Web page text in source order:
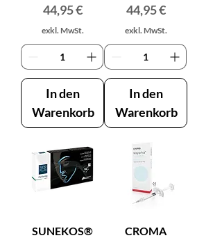
Preis
44,95 €
exkl. MwSt.
In den
Warenkorb
Preis
44,95 €
exkl. MwSt.
In den
Warenkorb
SUNEKOS®
CROMA